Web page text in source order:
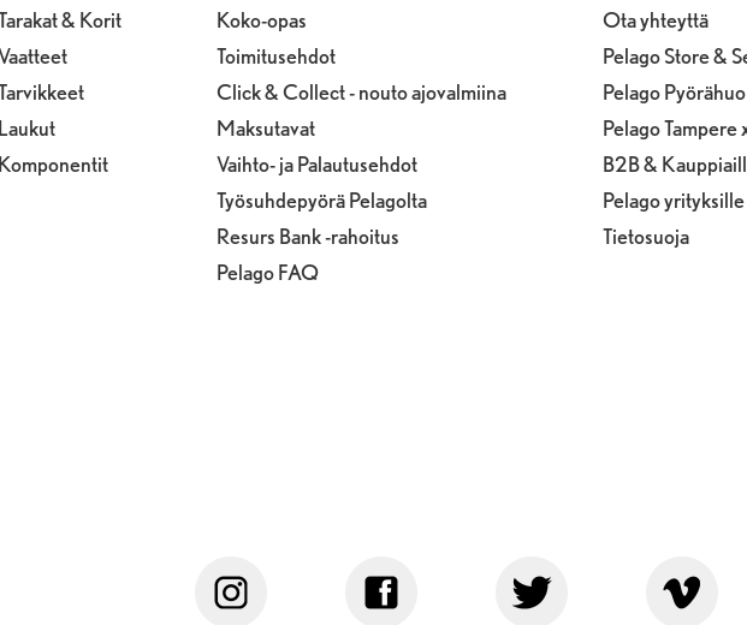
& Korit
Laukut
Komponentit
Koko-opas
Toimitusehdot
Click & Collect - nouto ajovalmiina
Maksutavat
Vaihto- ja Palautusehdot
Työsuhdepyörä Pelagolta
Resurs Bank -rahoitus
Pelago FAQ
Ota yhteyttä
Pelago Store &
Pelago
Pelago
B2B &
Pelago yrityksille
Tietosuoja